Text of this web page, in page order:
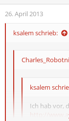
26. April 2013
ksalem schrieb:
ksalem
Ich hab vor,
http://